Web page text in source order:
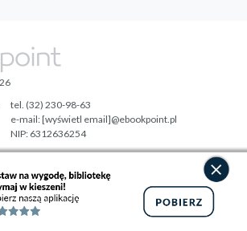
Tonik.pl
tel. (32) 230-98-63
e-mail:[wyświetl email]@ebookpoint.pl
NIP: 6312636254
Regon: 241989027
Pełna wersja strony »